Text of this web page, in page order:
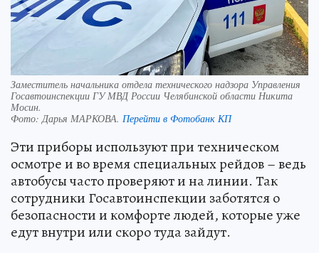
Заместитель начальника отдела технического надзора Управления
Госавтоинспекции ГУ МВД России Челябинской области Никита
Мосин.
Фото:Дарья МАРКОВА. Перейти в Фотобанк КП
Эти приборы используют при техническом
осмотре и во время специальных рейдов – ведь
автобусы часто проверяют и на линии. Так
сотрудники Госавтоинспекции заботятся о
безопасности и комфорте людей, которые уже
едут внутри или скоро туда зайдут.